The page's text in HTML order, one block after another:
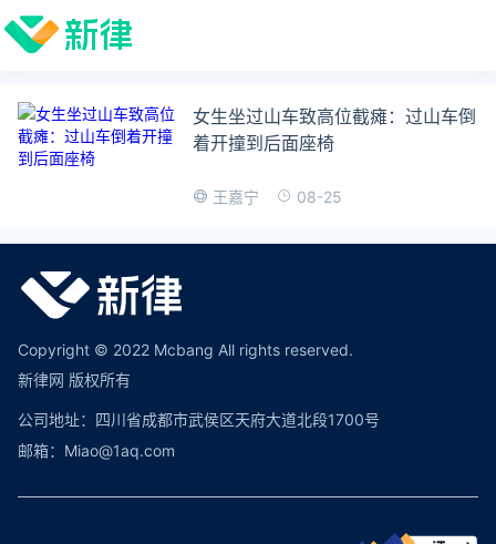
女生坐过山车致高位截瘫：过山车倒
着开撞到后面座椅
王嘉宁 08-25
Copyright © 2022 Mcbang All rights reserved.
新律网 版权所有
公司地址：四川省成都市武侯区天府大道北段1700号
邮箱：Miao@1aq.com